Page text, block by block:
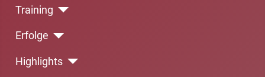
Training
Erfolge
Highlights